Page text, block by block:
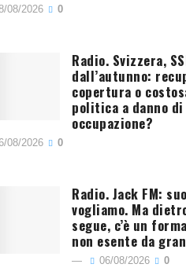
08/2026 0
Radio. Svizzera,
dall’autunno:
copertura o
politica a danno
occupazione?
08/2026 0
Radio. Jack FM:
vogliamo. Ma
segue, c’è un
non esente da
06/08/2026 0